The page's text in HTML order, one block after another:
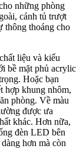
những phòng
cánh tủ trượt
thông thoáng cho
liệu và kiểu
bề mặt phủ acrylic
Hoặc bạn
hợp khung nhôm,
phòng. Về màu
được ưa
khác. Hơn nữa,
đèn LED bên
hơn mà còn